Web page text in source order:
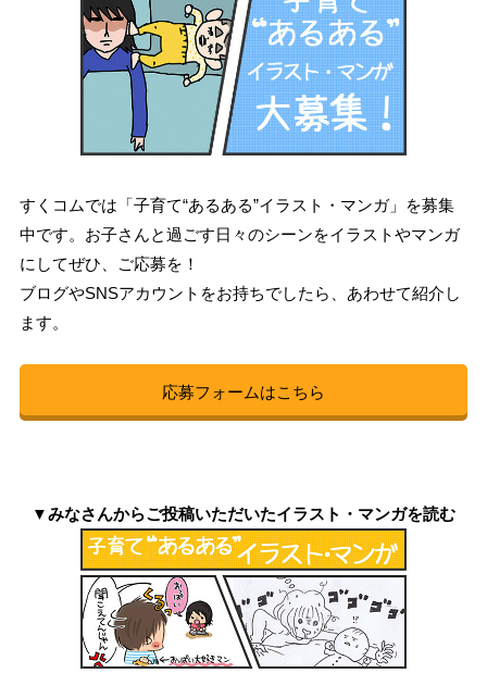
すくコムでは「子育て“あるある”イラスト・マンガ」を募集
中です。お子さんと過ごす日々のシーンをイラストやマンガ
にしてぜひ、ご応募を！
ブログやSNSアカウントをお持ちでしたら、あわせて紹介し
ます。
応募フォームはこちら
▼みなさんからご投稿いただいたイラスト・マンガを読む